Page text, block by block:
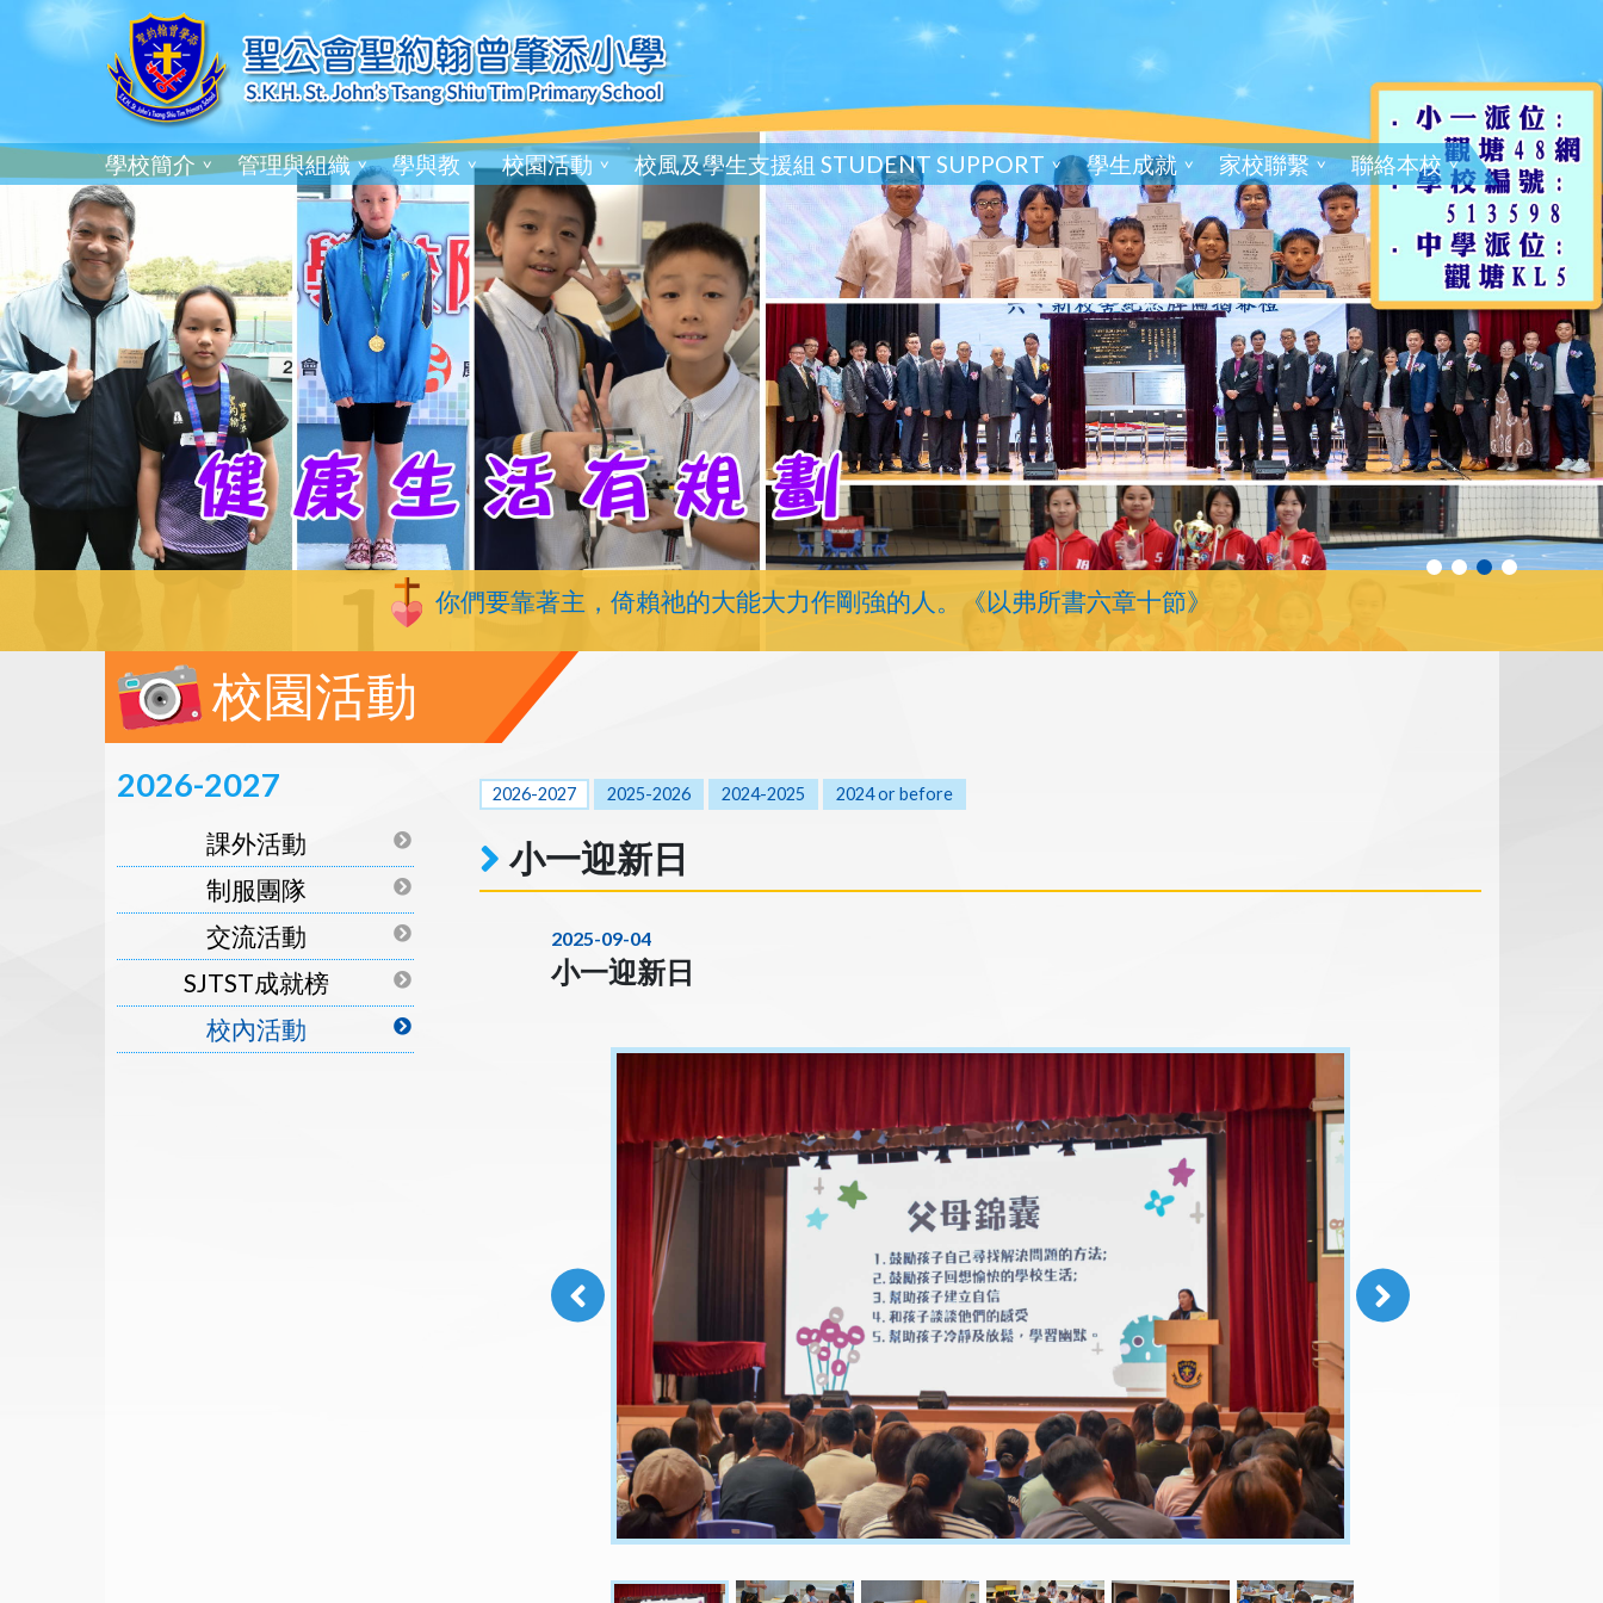
學校簡介 管理與組織 學與教 校園活動 校風及學生支援組 STUDENT SUPPORT 學生成就 家校聯繫 聯絡本校
你們要靠著主，倚賴祂的大能大力作剛強的人。《以弗所書六章十節》
校園活動
2026-2027
課外活動
制服團隊
交流活動
SJTST成就榜
校內活動
2026-2027 2025-2026 2024-2025 2024 or before
小一迎新日
2025-09-04
小一迎新日